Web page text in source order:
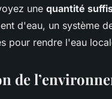
une quantité
d'eau, un système
pour rendre l'eau
de